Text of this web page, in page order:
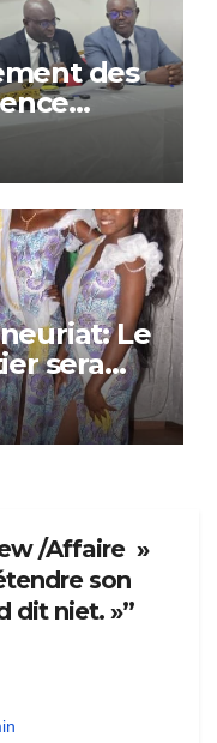
des
Le
sera
/Affaire »
son
dit niet. »”